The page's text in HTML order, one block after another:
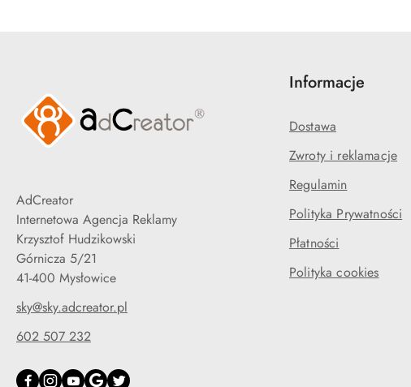
AdCreator
Internetowa Agencja Reklamy
Krzysztof Hudzikowski
Górnicza 5/21
41-400 Mysłowice
sky@sky.adcreator.pl
602 507 232
Informacje
Dostawa
Zwroty i reklamacje
Regulamin
Polityka Prywatności
Płatności
Polityka cookies